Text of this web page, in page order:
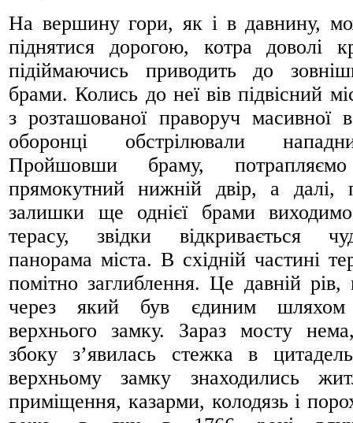
На вершину гори, як і в давнину,
піднятися дорогою, котра доволі
підіймаючись приводить до
брами. Колись до неї вів підвісний
з розташованої праворуч масивної
оборонці обстрілювали
Пройшовши браму,
прямокутний нижній двір, а далі,
залишки ще однієї брами
терасу, звідки відкривається
панорама міста. В східній частині
помітно заглиблення. Це давній рів,
через який був єдиним
верхнього замку. Зараз мосту
збоку з’явилась стежка в
верхньому замку знаходились
приміщення, казарми, колодязь і